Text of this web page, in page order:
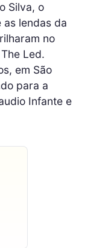
Silva, o
as lendas da
no
Led.
em São
para a
Infante e